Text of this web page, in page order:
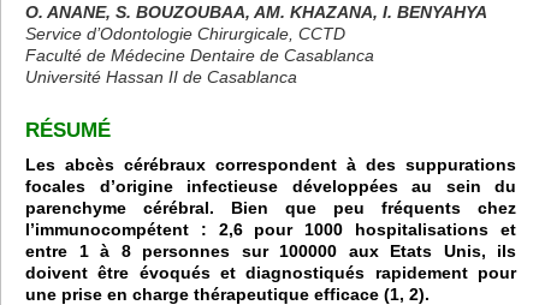
O. ANANE, S. BOUZOUBAA, AM. KHAZANA, I. BENYAHYA
Service d’Odontologie Chirurgicale, CCTD
Faculté de Médecine Dentaire de Casablanca
Université Hassan II de Casablanca
RÉSUMÉ
Les abcès cérébraux correspondent à des suppurations
focales d’origine infectieuse développées au sein du
parenchyme cérébral. Bien que peu fréquents chez
l’immunocompétent : 2,6 pour 1000 hospitalisations et
entre 1 à 8 personnes sur 100000 aux Etats Unis, ils
doivent être évoqués et diagnostiqués rapidement pour
une prise en charge thérapeutique efficace (1, 2).